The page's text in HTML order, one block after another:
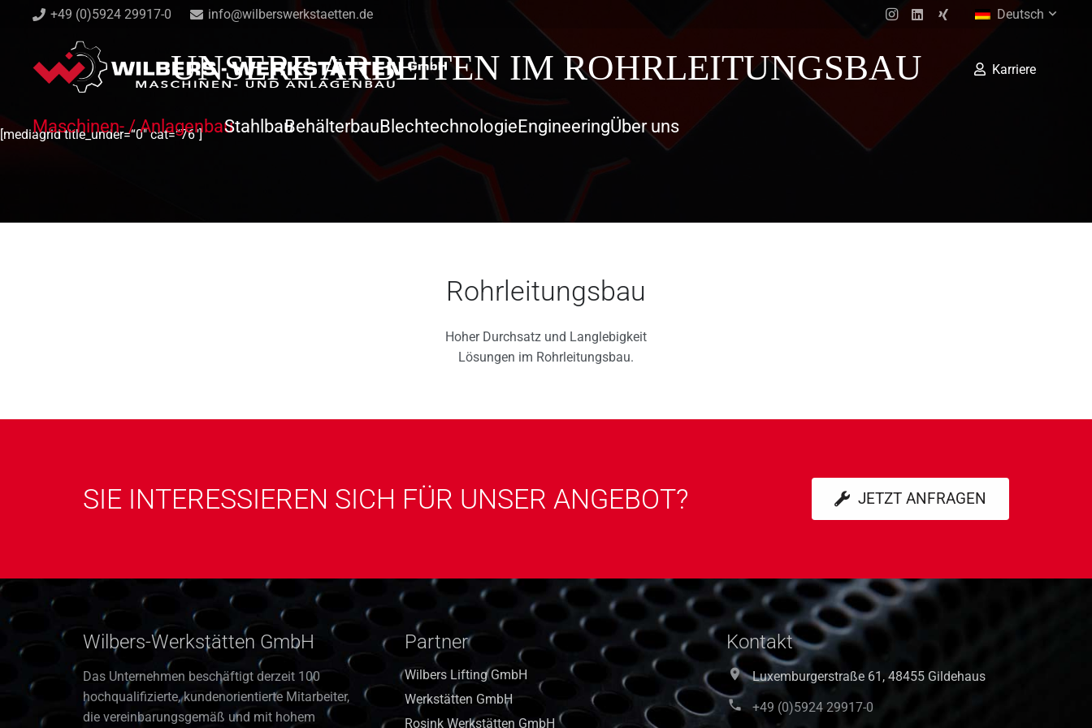
+49 (0)5924 29917-0 info@wilberswerkstaetten.de Deutsch
Karriere
Maschinen- / AnlagenbauStahlbauBehälterbauBlechtechnologieEngineeringÜber uns
UNSERE ARBEITEN IM ROHRLEITUNGSBAU
[mediagrid title_under=“0″ cat=“76″]
Rohrleitungsbau
Hoher Durchsatz und Langlebigkeit
Lösungen im Rohrleitungsbau.
SIE INTERESSIEREN SICH FÜR UNSER ANGEBOT? JETZT ANFRAGEN
Wilbers-Werkstätten GmbH
Das Unternehmen beschäftigt derzeit 100
hochqualifizierte, kundenorientierte Mitarbeiter,
die vereinbarungsgemäß und mit hohem
Partner
Wilbers Lifting GmbH
Werkstätten GmbH
Rosink Werkstätten GmbH
Kontakt
Luxemburgerstraße 61, 48455 Gildehaus
+49 (0)5924 29917-0